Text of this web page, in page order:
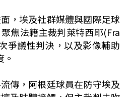
，埃及社群媒體與國際足球
焦法籍主裁判萊特西耶(Fra
爭議性判決，以及影像輔助
傳，阿根廷球員在防守埃及